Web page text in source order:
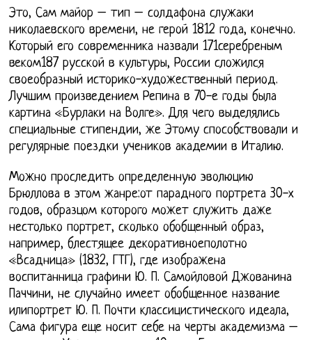
Это, Сам майор – тип – солдафона служаки
николаевского времени, не герой 1812 года, конечно.
Который его современника назвали 171серебреным
веком187 русской в культуры, России сложился
своеобразный историко-художественный период.
Лучшим произведением Репина в 70-е годы была
картина «Бурлаки на Волге». Для чего выделялись
специальные стипендии, же Этому способствовали и
регулярные поездки учеников академии в Италию.
Можно проследить определенную эволюцию
Брюллова в этом жанре:от парадного портрета 30-х
годов, образцом которого может служить даже
нестолько портрет, сколько обобщенный образ,
например, блестящее декоративноеполотно
«Всадница» (1832, ГТГ), где изображена
воспитанница графини Ю. П. Самойловой Джованина
Паччини, не случайно имеет обобщенное название
илипортрет Ю. П. Почти классицистического идеала,
Сама фигура еще носит себе на черты академизма –